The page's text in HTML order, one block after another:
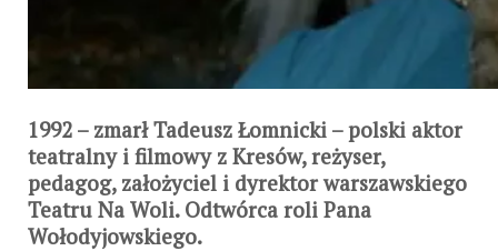
1992 – zmarł Tadeusz Łomnicki – polski aktor
teatralny i filmowy z Kresów, reżyser,
pedagog, założyciel i dyrektor warszawskiego
Teatru Na Woli. Odtwórca roli Pana
Wołodyjowskiego.